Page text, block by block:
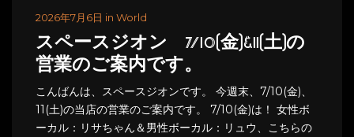
2026年7月6日 in World
スペースジオン 7/10(金)&11(土)の
営業のご案内です。
こんばんは、スペースジオンです。 今週末、7/10(金)、
11(土)の当店の営業のご案内です。 7/10(金)は！ 女性ボ
ーカル：リサちゃん＆男性ボーカル：リュウ、こちらの